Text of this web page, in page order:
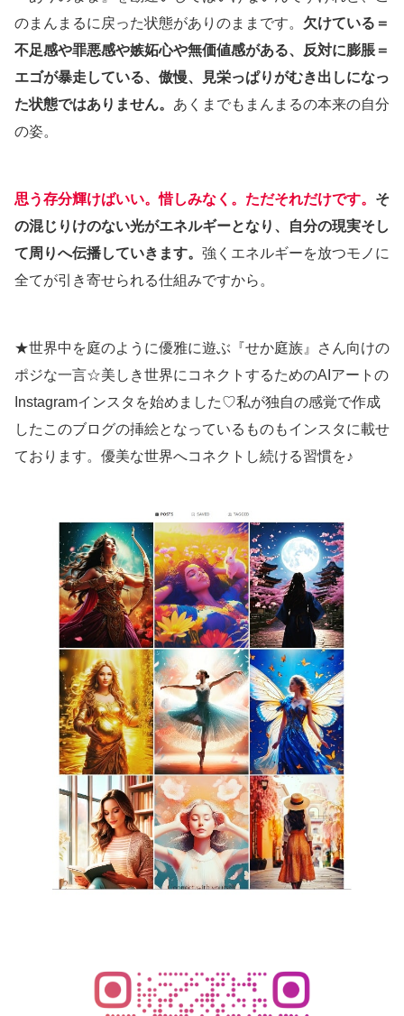
のまんまるに戻った状態がありのままです。 欠けている＝
不足感や罪悪感や嫉妬心や無価値感がある、反対に膨脹＝
エゴが暴走している、傲慢、見栄っぱりがむき出しになっ
た状態ではありません。 あくまでもまんまるの本来の自分
の姿。
思う存分輝けばいい。惜しみなく。ただそれだけです。 そ
の混じりけのない光がエネルギーとなり、自分の現実そし
て周りへ伝播していきます。 強くエネルギーを放つモノに
全てが引き寄せられる仕組みですから。
★世界中を庭のように優雅に遊ぶ『せか庭族』さん向けの
ポジな一言☆美しき世界にコネクトするためのAIアートの
Instagramインスタを始めました♡私が独自の感覚で作成
したこのブログの挿絵となっているものもインスタに載せ
ております。優美な世界へコネクトし続ける習慣を♪